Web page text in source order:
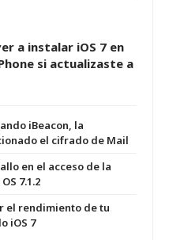
a instalar iOS 7 en
si actualizaste a
iBeacon, la
el cifrado de Mail
en el acceso de la
7.1.2
el rendimiento de tu
iOS 7